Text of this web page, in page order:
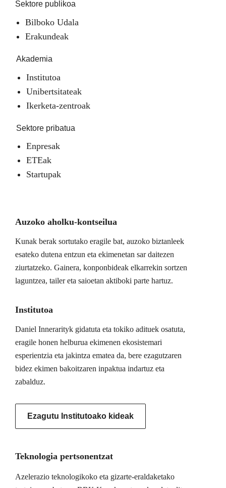
Sektore publikoa
Bilboko Udala
Erakundeak
Akademia
Institutoa
Unibertsitateak
Ikerketa-zentroak
Sektore pribatua
Enpresak
ETEak
Startupak
Auzoko aholku-kontseilua
Kunak berak sortutako eragile bat, auzoko biztanleek
esateko dutena entzun eta ekimenetan sar daitezen
ziurtatzeko. Gainera, konponbideak elkarrekin sortzen
laguntzea, tailer eta saioetan aktiboki parte hartuz.
Institutoa
Daniel Innerarityk gidatuta eta tokiko adituek osatuta,
eragile honen helburua ekimenen ekosistemari
esperientzia eta jakintza ematea da, bere ezagutzaren
bidez ekimen bakoitzaren inpaktua indartuz eta
zabalduz.
Ezagutu Institutoako kideak
Teknologia pertsonentzat
Azelerazio teknologikoko eta gizarte-eraldaketako